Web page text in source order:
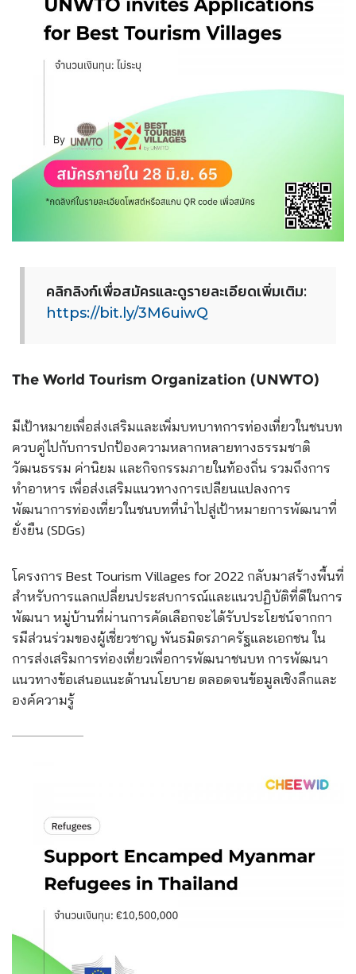
คลิกลิงก์เพื่อสมัครและดูรายละเอียดเพิ่มเติม:
https://bit.ly/3M6uiwQ
The World Tourism Organization (UNWTO)
มีเป้าหมายเพื่อส่งเสริมและเพิ่มบทบาทการท่องเที่ยวในชนบท
ควบคู่ไปกับการปกป้องความหลากหลายทางธรรมชาติ
วัฒนธรรม ค่านิยม และกิจกรรมภายในท้องถิ่น รวมถึงการ
ทำอาหาร เพื่อส่งเสริมแนวทางการเปลี่ยนแปลงการ
พัฒนาการท่องเที่ยวในชนบทที่นำไปสู่เป้าหมายการพัฒนาที่
ยั่งยืน (SDGs)
โครงการ Best Tourism Villages for 2022 กลับมาสร้างพื้นที่
สำหรับการแลกเปลี่ยนประสบการณ์และแนวปฏิบัติที่ดีในการ
พัฒนา หมู่บ้านที่ผ่านการคัดเลือกจะได้รับประโยชน์จากกา
รมีส่วนร่วมของผู้เชี่ยวชาญ พันธมิตรภาครัฐและเอกชน ใน
การส่งเสริมการท่องเที่ยวเพื่อการพัฒนาชนบท การพัฒนา
แนวทางข้อเสนอแนะด้านนโยบาย ตลอดจนข้อมูลเชิงลึกและ
องค์ความรู้